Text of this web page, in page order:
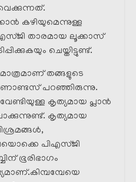
കഴിയുമെന്നുള്ള
താരമായ ലൂക്കാസ്
ചെയ്തിട്ടുണ്ട്.
തങ്ങളുടെ
പറഞ്ഞിരുന്നു.
കൃത്യമായ പ്ലാൻ
കൃത്യമായ
പിഎസ്ജി
ഭൂരിഭാഗം